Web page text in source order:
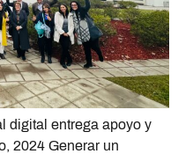
digital entrega apoyo y
2024 Generar un